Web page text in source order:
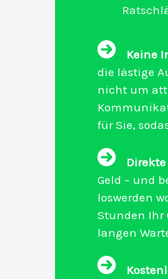
Keine
die lästige
nicht um
für Sie,
Geld – und
loswerden
Stunden Ihr
langen